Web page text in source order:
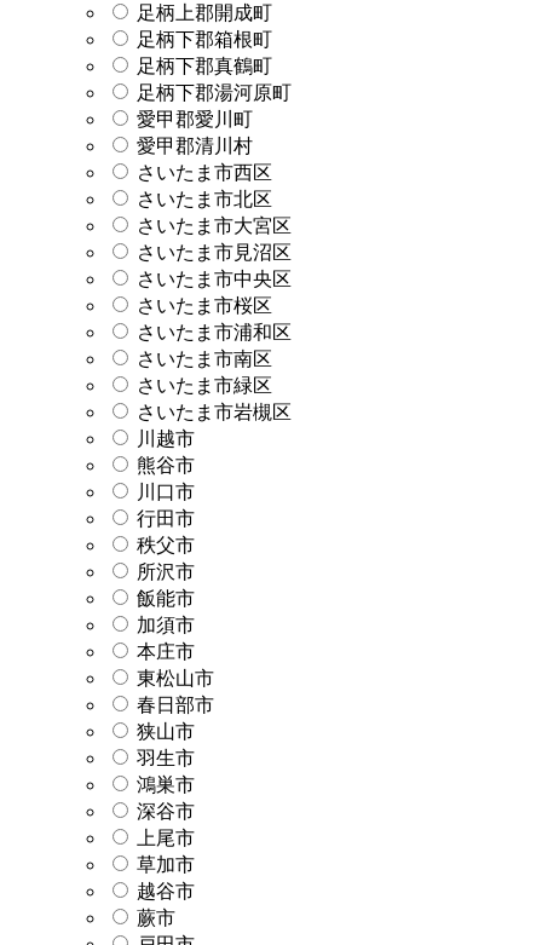
足柄上郡開成町
足柄下郡箱根町
足柄下郡真鶴町
足柄下郡湯河原町
愛甲郡愛川町
愛甲郡清川村
さいたま市西区
さいたま市北区
さいたま市大宮区
さいたま市見沼区
さいたま市中央区
さいたま市桜区
さいたま市浦和区
さいたま市南区
さいたま市緑区
さいたま市岩槻区
川越市
熊谷市
川口市
行田市
秩父市
所沢市
飯能市
加須市
本庄市
東松山市
春日部市
狭山市
羽生市
鴻巣市
深谷市
上尾市
草加市
越谷市
蕨市